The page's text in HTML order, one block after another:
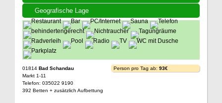
Geografische Lage
01814 Bad Schandau
Markt 1-11
Telefon: 035022 9190
392 Betten + zusätzlich Aufbettung
Person pro Tag ab: 93€